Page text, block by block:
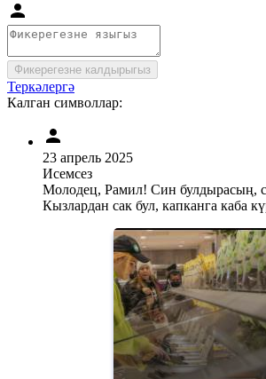
Фикерегезне калдырыгыз
Теркәлергә
Калган символлар:
23 апрель 2025
Исемсез
Молодец, Рамил! Син булдырасың,
Кызлардан сак бул, капканга каба